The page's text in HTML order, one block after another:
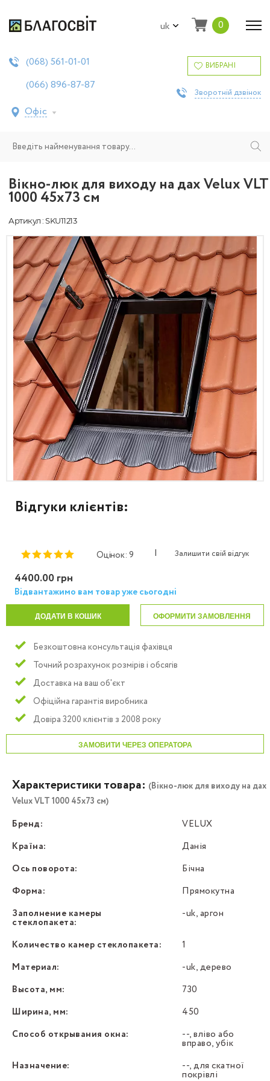
uk 0
(068) 561-01-01
(066) 896-87-87
Офіс
ВИБРАНІ
Зворотній дзвінок
Вікно-люк для виходу на дах Velux VLT
1000 45x73 см
Артикул : SKU11213
Відгуки клієнтів:
Оцінок: 9 | Залишити свій відгук
4400.00 грн
Відвантажимо вам товар уже сьогодні
ДОДАТИ В КОШИК ОФОРМИТИ ЗАМОВЛЕННЯ
Безкоштовна консультація фахівця
Точний розрахунок розмірів і обсягів
Доставка на ваш об'єкт
Офіційна гарантія виробника
Довіра 3200 клієнтів з 2008 року
ЗАМОВИТИ ЧЕРЕЗ ОПЕРАТОРА
Характеристики товара: (Вікно-люк для виходу на дах
Velux VLT 1000 45x73 см)
Бренд:
VELUX
Країна:
Данія
Ось поворота:
Бічна
Форма:
Прямокутна
Заполнение камеры
стеклопакета:
-uk, аргон
Количество камер стеклопакета:
1
Материал:
-uk, дерево
Высота, мм:
730
Ширина, мм:
450
Способ открывания окна:
--, вліво або
вправо, убік
Назначение:
--, для скатної
покрівлі